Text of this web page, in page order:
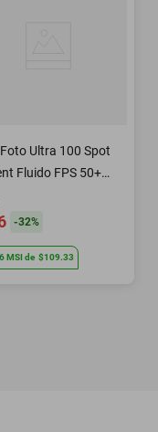
Ultra 100 Spot
Fluido FPS 50+
manchas solares
-32%
6MSIde $109.33